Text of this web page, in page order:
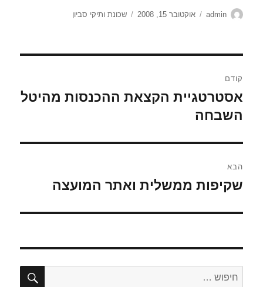
מחבר
admin
פורסם
אוקטובר 15, 2008 קטגוריות
שכונת ותיקי סביון
קודם
הפוסט
הקודם:
אסטרטגיית הקצאת ההכנסות מהיטל
השבחה
הבא
הפוסט
שקיפות ממשלית ואתר המועצה
חפש: